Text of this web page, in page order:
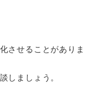
させることがありま
しましょう。